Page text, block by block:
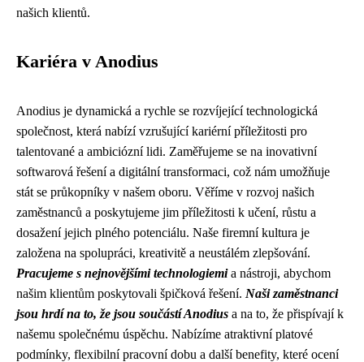
našich klientů.
Kariéra v Anodius
Anodius je dynamická a rychle se rozvíjející technologická
společnost, která nabízí vzrušující kariérní příležitosti pro
talentované a ambiciózní lidi. Zaměřujeme se na inovativní
softwarová řešení a digitální transformaci, což nám umožňuje
stát se průkopníky v našem oboru. Věříme v rozvoj našich
zaměstnanců a poskytujeme jim příležitosti k učení, růstu a
dosažení jejich plného potenciálu. Naše firemní kultura je
založena na spolupráci, kreativitě a neustálém zlepšování.
Pracujeme s nejnovějšími technologiemia nástroji, abychom
našim klientům poskytovali špičková řešení. Naši zaměstnanci
jsou hrdí na to, že jsou součástí Anodius a na to, že přispívají k
našemu společnému úspěchu. Nabízíme atraktivní platové
podmínky, flexibilní pracovní dobu a další benefity, které ocení